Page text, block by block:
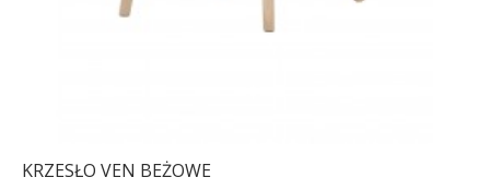
KRZESŁO VEN BEŻOWE